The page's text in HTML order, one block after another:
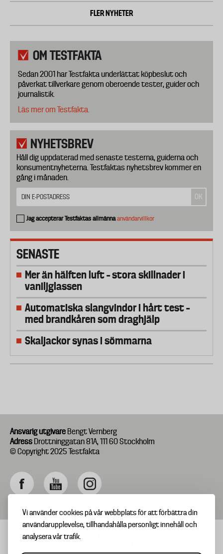
Vi använder cookies på vår webbplats för att förbättra din
användarupplevelse, tillhandahålla personligt innehåll och
analysera vår trafik.
FLER NYHETER
OM TESTFAKTA
Sedan 2001 har Testfakta underlättat köpbeslut och
påverkat tillverkare genom oberoende tester, guider och
journalistik.
Läs mer om Testfakta.
NYHETSBREV
Håll dig uppdaterad med senaste testerna, guiderna och
konsumentnyheterna. Testfaktas nyhetsbrev kommer en
gång i månaden.
Jag accepterar Testfaktas allmännaanvändarvillkor
SENASTE
Mer än hälften luft – stora skillnader i
vaniljglassen
Automatiska slangvindor i hårt test –
med brandkåren som draghjälp
Skaljackor synas i sömmarna
Ansvarig utgivare Bengt Vernberg
Adress Drottninggatan 81A, 111 60 Stockholm
© Copyright 2025 Testfakta